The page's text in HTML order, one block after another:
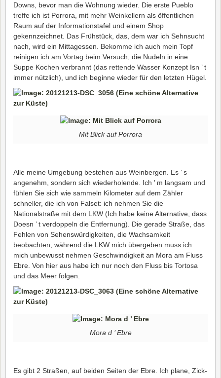
Downs, bevor man die Wohnung wieder. Die erste Pueblo
treffe ich ist Porrora, mit mehr Weinkellern als öffentlichen
Raum auf der Informationstafel und einem Shop
gekennzeichnet. Das Frühstück, das, dem war ich Sehnsucht
nach, wird ein Mittagessen. Bekomme ich auch mein Topf
reinigen ich am Vortag beim Versuch, die Nudeln in eine
Suppe Kochen verbrannt (das rettende Wasser Konzept Isn ’ t
immer nützlich), und ich beginne wieder für den letzten Hügel.
Mit Blick auf Porrora
Alle meine Umgebung bestehen aus Weinbergen. Es ’ s
angenehm, sondern sich wiederholende. Ich ’ m langsam und
fühlen Sie sich wie sammeln Kilometer auf dem Zähler
schneller, die ich von Falset: ich nehmen Sie die
Nationalstraße mit dem LKW (Ich habe keine Alternative, dass
Doesn ’ t verdoppeln die Entfernung). Die gerade Straße, das
Fehlen von Sehenswürdigkeiten, die Wachsamkeit
beobachten, während die LKW mich übergeben muss ich
mich unbewusst nehmen Geschwindigkeit an Mora am Fluss
Ebre. Von hier aus habe ich nur noch den Fluss bis Tortosa
und das Meer folgen.
Mora d ’ Ebre
Es gibt 2 Straßen, auf beiden Seiten der Ebre. Ich plane, Zick-